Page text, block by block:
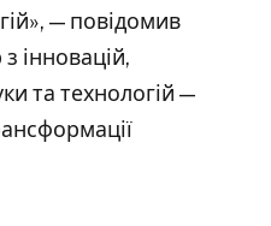
— повідомив
інновацій,
та технологій —